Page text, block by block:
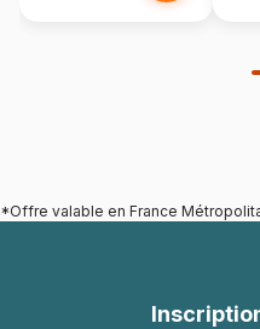
*Offre valable en France